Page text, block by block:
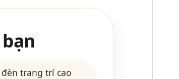
trang trí cao